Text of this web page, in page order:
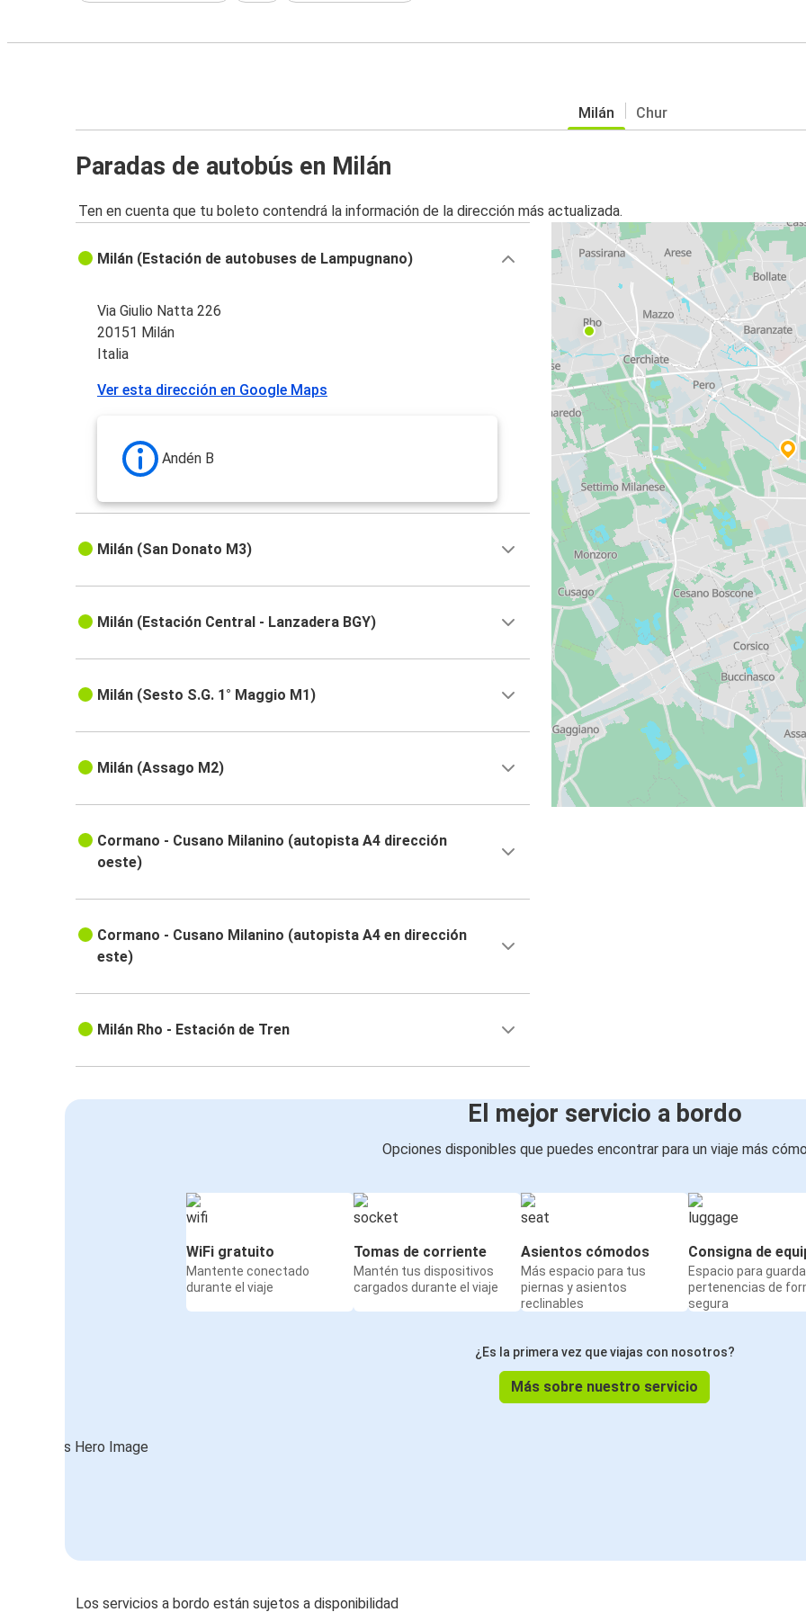
Milán Chur
Paradas de autobús en Milán
Ten en cuenta que tu boleto contendrá la información de la dirección más actualizada.
Milán (Estación de autobuses de Lampugnano)
Via Giulio Natta 226
20151 Milán
Italia
Ver esta dirección en Google Maps
Andén B
Milán (San Donato M3)
Milán (Estación Central - Lanzadera BGY)
Milán (Sesto S.G. 1° Maggio M1)
Milán (Assago M2)
Cormano - Cusano Milanino (autopista A4 dirección
oeste)
Cormano - Cusano Milanino (autopista A4 en dirección
este)
Milán Rho - Estación de Tren
El mejor servicio a bordo
Opciones disponibles que puedes encontrar para un viaje más
WiFi gratuito
Mantente conectado
durante el viaje
Tomas de corriente
Mantén tus dispositivos
cargados durante el viaje
Asientos cómodos
Más espacio para tus
piernas y asientos
reclinables
Consigna de
Espacio para
pertenencias de
segura
¿Es la primera vez que viajas con nosotros?
Más sobre nuestro servicio
Los servicios a bordo están sujetos a disponibilidad